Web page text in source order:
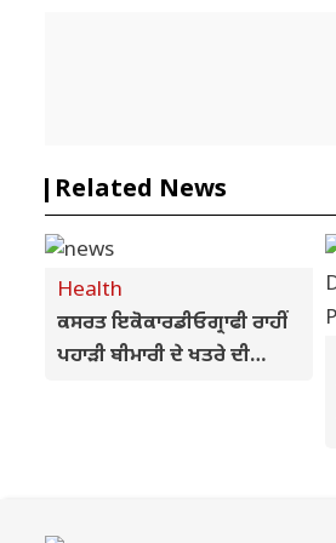
Related News
Health
ਕਸਰਤ ਇਕੋਕਾਰਡੀਓਗ੍ਰਾਫੀ ਰਾਹੀਂ
ਪਹਾੜੀ ਬੀਮਾਰੀ ਦੇ ਖਤਰੇ ਦੀ